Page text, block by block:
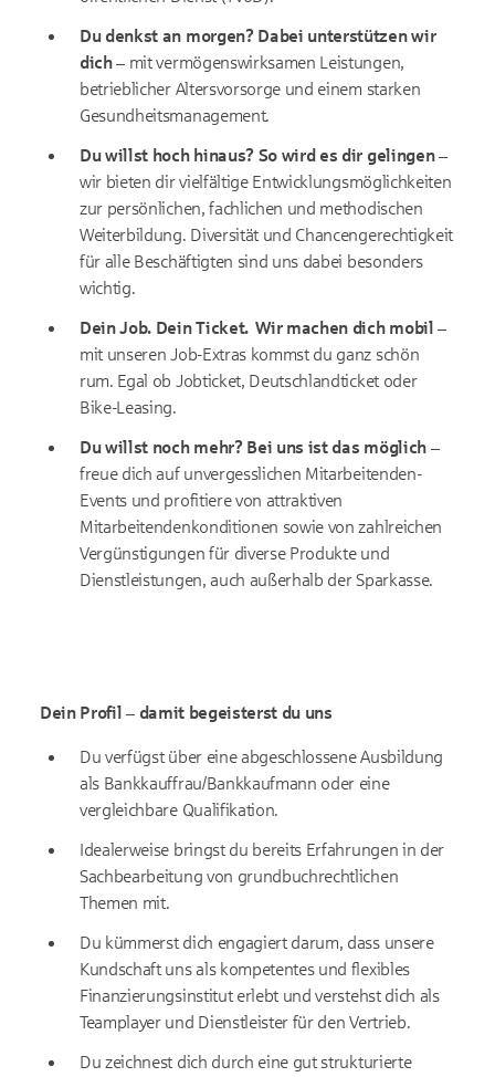
Du denkst an morgen? Dabei unterstützen wir
dich – mit vermögenswirksamen Leistungen,
betrieblicher Altersvorsorge und einem starken
Gesundheitsmanagement.
Du willst hoch hinaus? So wird es dir gelingen –
wir bieten dir vielfältige Entwicklungsmöglichkeiten
zur persönlichen, fachlichen und methodischen
Weiterbildung. Diversität und Chancengerechtigkeit
für alle Beschäftigten sind uns dabei besonders
wichtig.
Dein Job. Dein Ticket. Wir machen dich mobil –
mit unseren Job-Extras kommst du ganz schön
rum. Egal ob Jobticket, Deutschlandticket oder
Bike-Leasing.
Du willst noch mehr? Bei uns ist das möglich –
freue dich auf unvergesslichen Mitarbeitenden-
Events und profitiere von attraktiven
Mitarbeitendenkonditionen sowie von zahlreichen
Vergünstigungen für diverse Produkte und
Dienstleistungen, auch außerhalb der Sparkasse.
Dein Profil – damit begeisterst du uns
Du verfügst über eine abgeschlossene Ausbildung
als Bankkauffrau/Bankkaufmann oder eine
vergleichbare Qualifikation.
Idealerweise bringst du bereits Erfahrungen in der
Sachbearbeitung von grundbuchrechtlichen
Themen mit.
Du kümmerst dich engagiert darum, dass unsere
Kundschaft uns als kompetentes und flexibles
Finanzierungsinstitut erlebt und verstehst dich als
Teamplayer und Dienstleister für den Vertrieb.
Du zeichnest dich durch eine gut strukturierte